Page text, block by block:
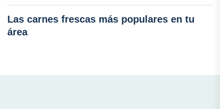
Las carnes frescas más populares en tu
área